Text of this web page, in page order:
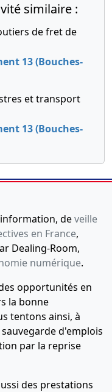
similaire :
de fret de
13 (Bouches-
et transport
13 (Bouches-
deveille
en France,
Dealing-Room,
numérique.
opportunités en
la bonne
tentons ainsi, à
d'emplois
par la reprise
des prestations